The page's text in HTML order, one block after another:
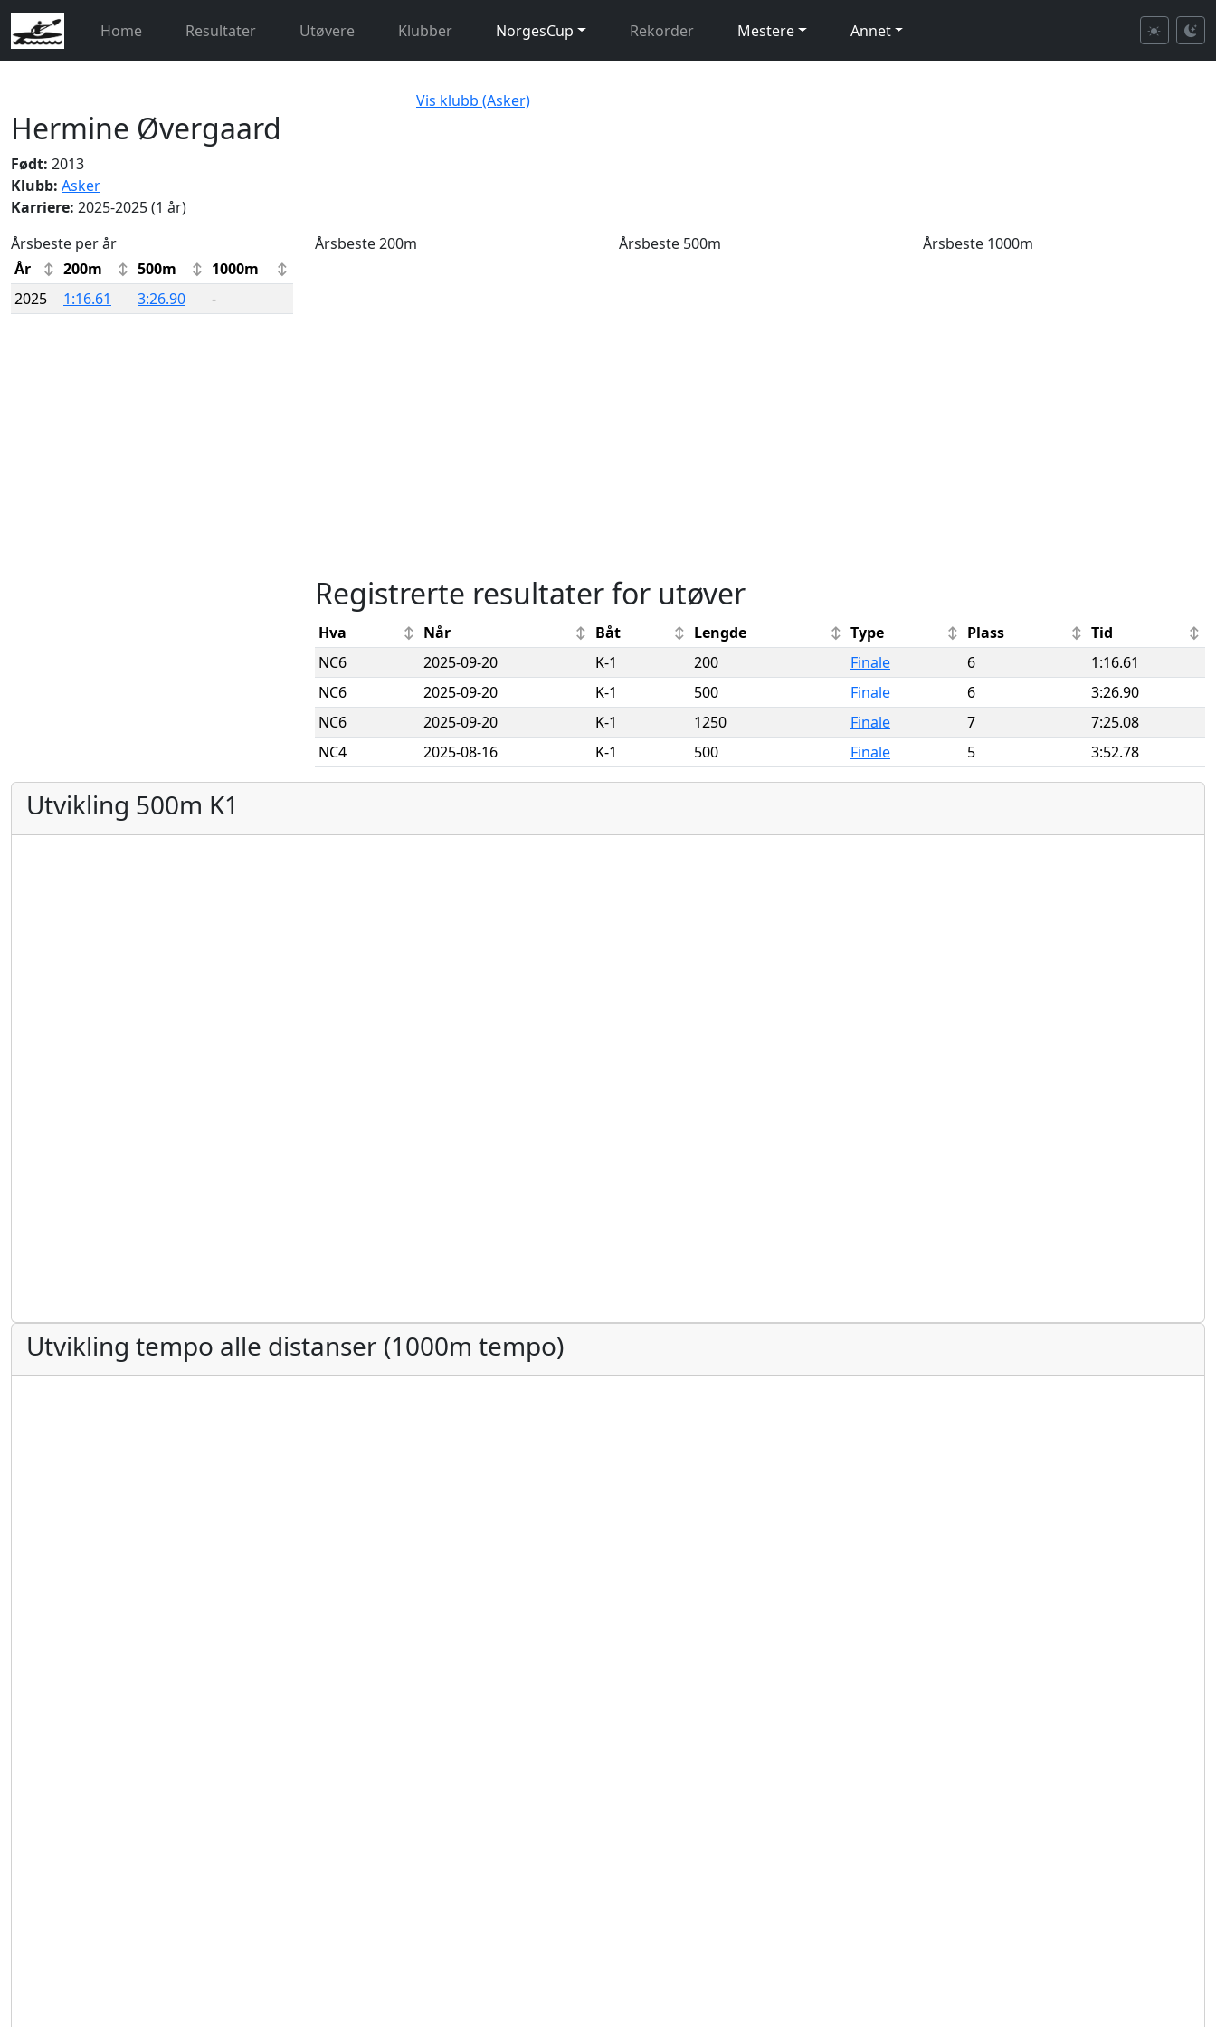
Home Resultater Utøvere Klubber NorgesCup Rekorder Mestere Annet
Vis klubb (Asker)
Hermine Øvergaard
Født: 2013
Klubb: Asker
Karriere: 2025-2025 (1 år)
Årsbeste per år
År
200m 500m
1000m
2025
1:16.61 3:26.90 -
Årsbeste 200m Årsbeste 500m Årsbeste 1000m
Registrerte resultater for utøver
Hva Når Båt Lengde Type Plass
Tid
NC6
2025-09-20 K-1 200 Finale 6
1:16.61
NC6
2025-09-20 K-1 500 Finale 6
3:26.90
NC6
2025-09-20 K-1 1250 Finale 7
7:25.08
NC4
2025-08-16 K-1 500 Finale 5 3:52.78
Utvikling 500m K1
Utvikling tempo alle distanser (1000m tempo)